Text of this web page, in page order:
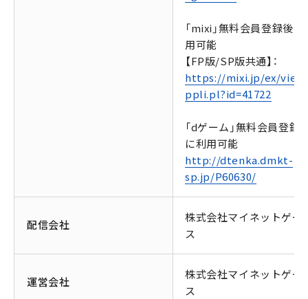
「mixi」無料会員登録後に
用可能
【FP版/SP版共通】：
https://mixi.jp/ex/
ppli.pl?id=41722
「dゲーム」無料会員登録
に利用可能
http://dtenka.dmkt-
sp.jp/P60630/
配信会社
株式会社マイネットゲー
ス
運営会社
株式会社マイネットゲー
ス